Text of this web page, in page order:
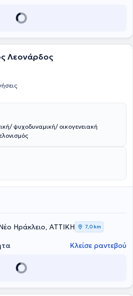
Λεονάρδος
ψυχοδυναμική/ οικογενειακή
ιατρικός βελονισμός
Ηράκλειο, ΑΤΤΙΚΗ 7,0 km
Κλείσε ραντεβού